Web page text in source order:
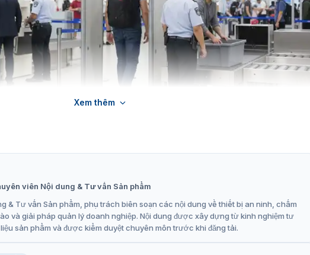
ISD-SMG333L được ứng dụng thực tế để kiểm soát an ninh tại sân bay
và an toàn vượt trội trên cổng dò ISD-SMG333L
các công nghệ tiên tiến, đảm bảo hiệu suất và an toàn tối đa:
năng phát hiện hiệu quả kim loại cỡ một đồng xu (khoảng Ø25mm) mà
chéo (cross reporting).
Xem thêm
viên Nội dung & Tư vấn Sản phẩm
& Tư vấn Sản phẩm, phụ trách biên soạn các nội dung về thiết bị an ninh, chấm
và giải pháp quản lý doanh nghiệp. Nội dung được xây dựng từ kinh nghiệm tư
sản phẩm và được kiểm duyệt chuyên môn trước khi đăng tải.